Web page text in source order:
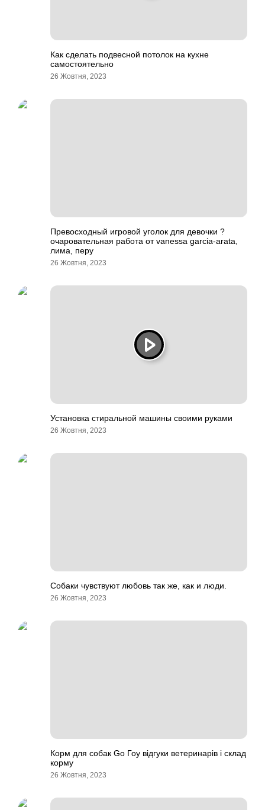
Как сделать подвесной потолок на кухне
самостоятельно
26 Жовтня, 2023
Превосходный игровой уголок для девочки ?
очаровательная работа от vanessa garcia-arata,
лима, перу
26 Жовтня, 2023
Установка стиральной машины своими руками
26 Жовтня, 2023
Собаки чувствуют любовь так же, как и люди.
26 Жовтня, 2023
Корм для собак Go Гоу відгуки ветеринарів і склад
корму
26 Жовтня, 2023